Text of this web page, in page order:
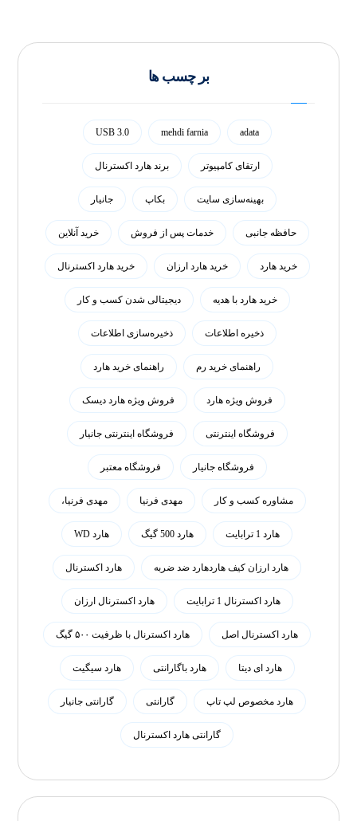
بر چسب ها
adata
mehdi farnia
USB 3.0
ارتقای کامپیوتر برند هارد اکسترنال
بهینه‌سازی سایت بکاپ جانیار
حافظه جانبی خدمات پس از فروش خرید آنلاین
خرید هارد خرید هارد ارزان خرید هارد اکسترنال
خرید هارد با هدیه دیجیتالی شدن کسب و کار
ذخیره اطلاعات ذخیره‌سازی اطلاعات
راهنمای خرید رم راهنمای خرید هارد
فروش ویژه هارد فروش ویژه هارد دیسک
فروشگاه اینترنتی فروشگاه اینترنتی جانیار
فروشگاه جانیار فروشگاه معتبر
مشاوره کسب و کار مهدی فرنیا مهدی فرنیا،
هارد 1 ترابایت هارد 500 گیگ هارد WD
هارد ارزان کیف هاردهارد ضد ضربه هارد اکسترنال
هارد اکسترنال 1 ترابایت هارد اکسترنال ارزان
هارد اکسترنال اصل هارد اکسترنال با ظرفیت ۵۰۰ گیگ
هارد ای دیتا هارد باگارانتی هارد سیگیت
هارد مخصوص لپ تاپ گارانتی گارانتی جانیار
گارانتی هارد اکسترنال